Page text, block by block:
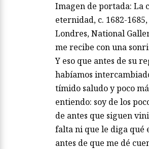
Imagen de portada: La
eternidad, c. 1682-
Londres, National
me recibe con una
Y eso que antes de su
habíamos
tímido saludo y poco
entiendo: soy de los
de antes que siguen
falta ni que le diga qué
antes de que me dé